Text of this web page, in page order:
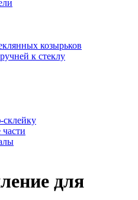
козырьков
к стеклу
для